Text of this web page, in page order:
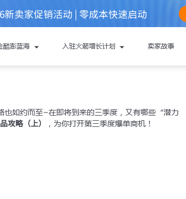
新卖家促销活动 | 零成本快速启动
酷澎蓝海 入驻火箭增长计划 卖家故事
大热趋势，解锁更多订
如约而至~在即将到来的三季度，又有哪些“潜力
攻略（上） ，为你打开第三季度爆单商机！